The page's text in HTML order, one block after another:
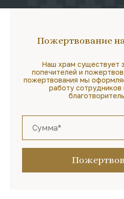
Пожертвование
Наш храм существует
попечителей и
пожертвования мы
работу сотрудников